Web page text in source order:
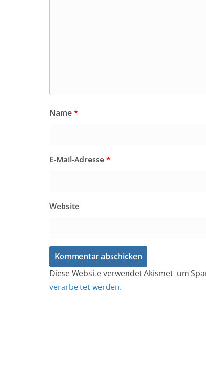
Name*
E-Mail-Adresse*
Website
Diese Website verwendet Akismet, um
verarbeitet werden.